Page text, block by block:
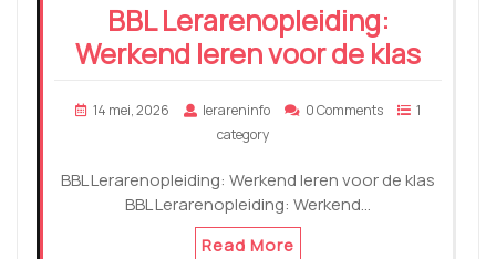
BBL Lerarenopleiding:
Werkend leren voor de klas
14 mei, 2026 lerareninfo 0 Comments
1
category
BBL Lerarenopleiding: Werkend leren voor de klas
BBL Lerarenopleiding: Werkend…
Read More